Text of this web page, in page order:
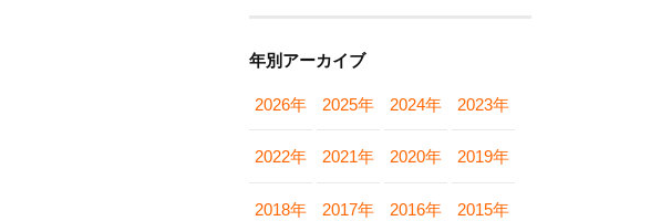
年別アーカイブ
2026年 2025年 2024年 2023年
2022年 2021年 2020年 2019年
2018年 2017年 2016年 2015年